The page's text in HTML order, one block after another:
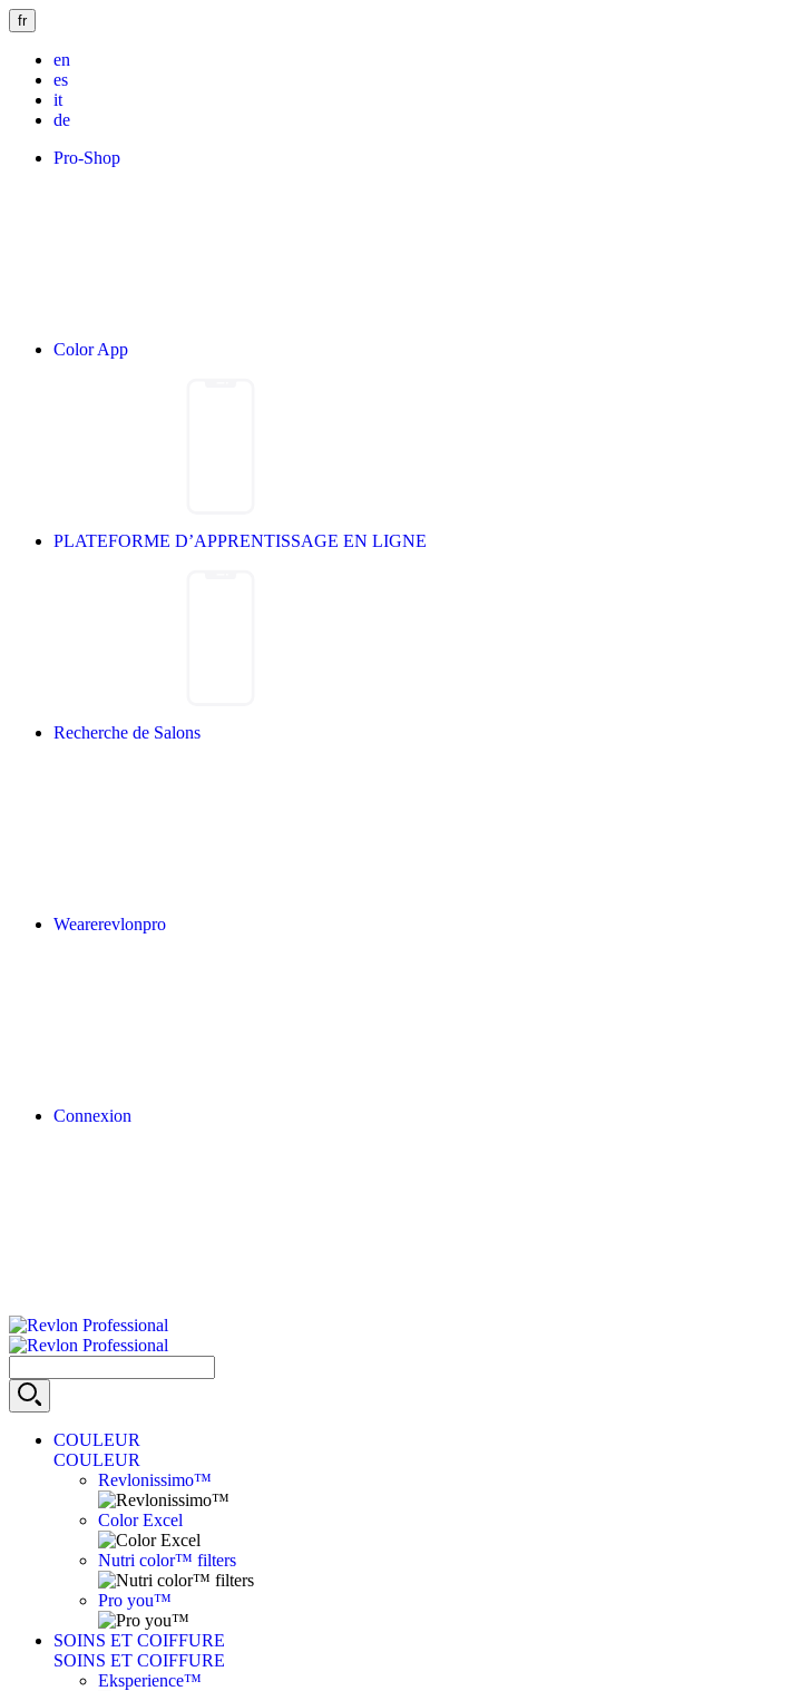
fr
en
es
it
de
Pro-Shop
Color App
PLATEFORME D’APPRENTISSAGE EN LIGNE
Recherche de Salons
Wearerevlonpro
Connexion
COULEUR
COULEUR
Revlonissimo™
Color Excel
Nutri color™ filters
Pro you™
SOINS ET COIFFURE
SOINS ET COIFFURE
Eksperience™